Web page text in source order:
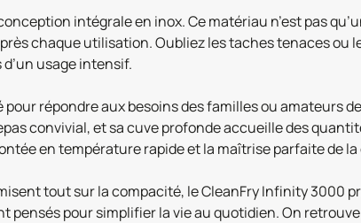
intégrale en inox. Ce matériau n’est pas
chaque utilisation. Oubliez les taches tenaces ou
usage intensif.
répondre aux besoins des familles ou amateurs
convivial, et sa cuve profonde accueille des
en température rapide et la maîtrise parfaite de
tout sur la compacité, le CleanFry Infinity 3000
pour simplifier la vie au quotidien. On